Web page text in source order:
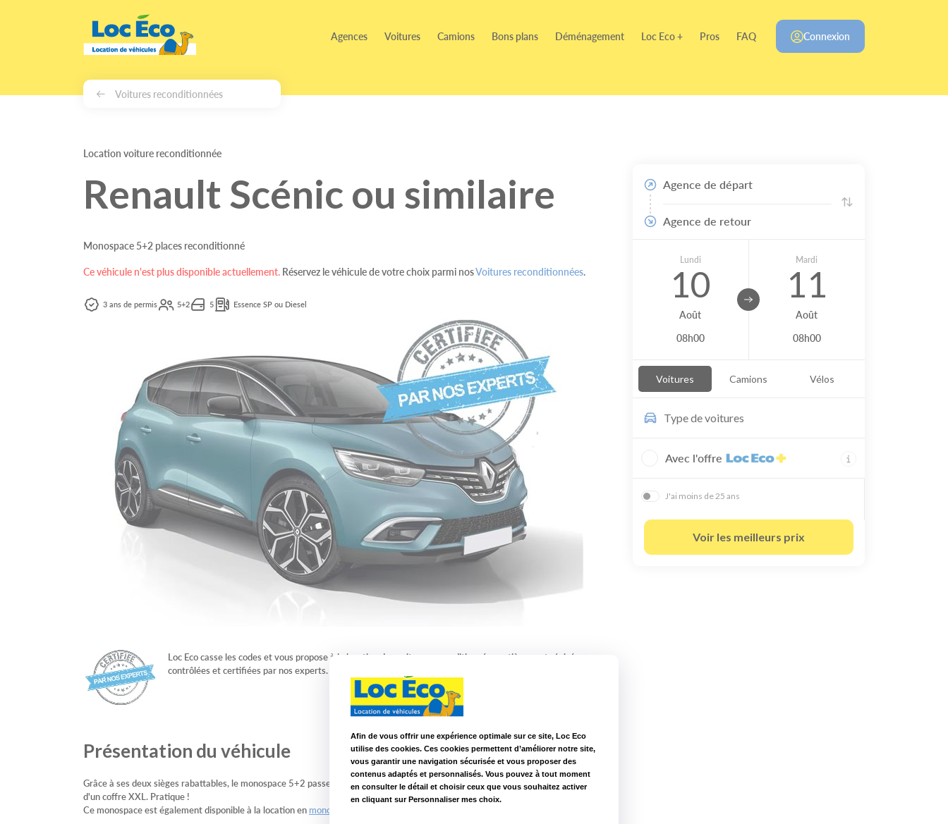
Agences Voitures Camions Bons plans Déménagement Loc Eco + Pros FAQ Connexion
Voitures reconditionnées
Location voiture reconditionnée
Renault Scénic ou similaire
Monospace 5+2 places reconditionné
Ce véhicule n'est plus disponible actuellement. Réservez le véhicule de votre choix parmi nosVoitures reconditionnées.
3 ans de permis 5+2 5 Essence SP ou Diesel
Loc Eco casse les codes et vous propose à la location des voitures reconditionnées entièrement révisées,
contrôlées et certifiées par nos experts.
Présentation du véhicule
Grâce à ses deux sièges rabattables, le monospace 5+2 passe de 5 à 7 places en un instant. Samodularitépermet de profiter
d'un coffre XXL. Pratique !
Ce monospace est également disponible à la location en monospace version automatique
Agence de départ
Agence de retour
Lundi
10
Août
08h00
Mardi
11
Août
08h00
Voitures Camions Vélos
Type devoitures
Avec l'offre
J'ai moins de 25 ans
Voir les meilleurs prix
Afin de vous offrir une expérience optimale sur ce site, Loc Eco
utilise des cookies. Ces cookies permettent d’améliorer notre site,
vous garantir une navigation sécurisée et vous proposer des
contenus adaptés et personnalisés. Vous pouvez à tout moment
en consulter le détail et choisir ceux que vous souhaitez activer
en cliquant sur Personnaliser mes choix.